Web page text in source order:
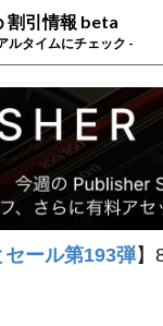
割引情報 beta
ルタイムにチェック -
ール第193弾】